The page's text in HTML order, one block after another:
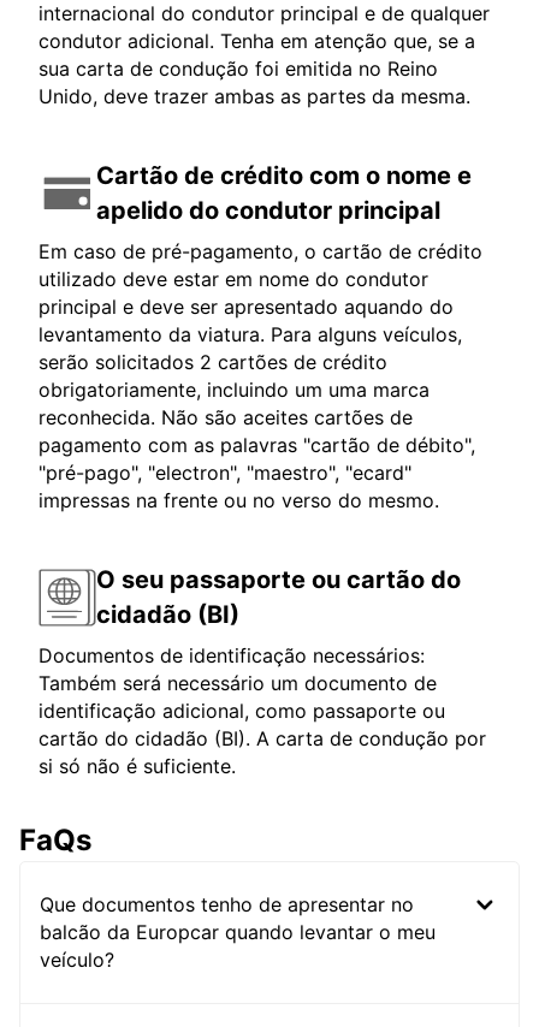
internacional do condutor principal e de qualquer
condutor adicional. Tenha em atenção que, se a
sua carta de condução foi emitida no Reino
Unido, deve trazer ambas as partes da mesma.
Cartão de crédito com o nome e
apelido do condutor principal
Em caso de pré-pagamento, o cartão de crédito
utilizado deve estar em nome do condutor
principal e deve ser apresentado aquando do
levantamento da viatura. Para alguns veículos,
serão solicitados 2 cartões de crédito
obrigatoriamente, incluindo um uma marca
reconhecida. Não são aceites cartões de
pagamento com as palavras "cartão de débito",
"pré-pago", "electron", "maestro", "ecard"
impressas na frente ou no verso do mesmo.
O seu passaporte ou cartão do
cidadão (BI)
Documentos de identificação necessários:
Também será necessário um documento de
identificação adicional, como passaporte ou
cartão do cidadão (BI). A carta de condução por
si só não é suficiente.
FaQs
Que documentos tenho de apresentar no
balcão da Europcar quando levantar o meu
veículo?